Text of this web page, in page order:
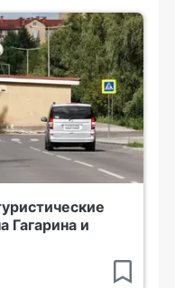
Гагарина и